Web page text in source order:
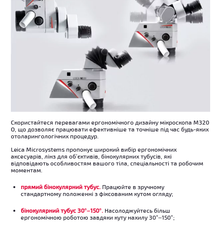
Скористайтеся перевагами ергономічного дизайну мікроскопа М320
О, що дозволяє працювати ефективніше та точніше під час будь-яких
отоларингологічних процедур.
Leica Microsystems пропонує широкий вибір ергономічних
аксесуарів, лінз для об’єктивів, бінокулярних тубусів, які
відповідають особливостям вашого тіла, спеціальності та робочим
моментам.
прямий бінокулярний тубус. Працюйте в зручному
стандартному положенні з фіксованим кутом огляду;
бінокулярний тубус 30°–150°. Насолоджуйтесь більш
ергономічною роботою завдяки куту нахилу 30°–150°;